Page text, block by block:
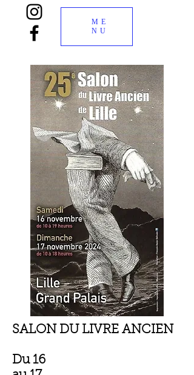
ME
NU
SALON DU LIVRE ANCIEN
Du 16